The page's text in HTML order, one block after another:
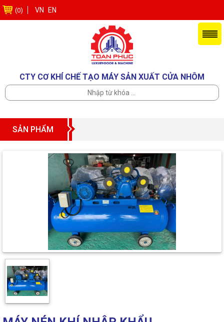
(0) VN EN
CTY CƠ KHÍ CHẾ TẠO MÁY SẢN XUẤT CỬA NHÔM
SẢN PHẨM